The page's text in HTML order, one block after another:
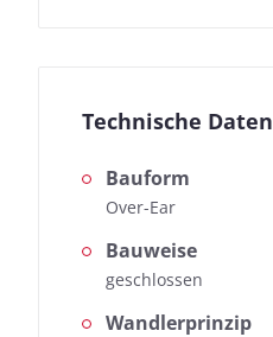
Technische Daten
Bauform
Over-Ear
Bauweise
geschlossen
Wandlerprinzip